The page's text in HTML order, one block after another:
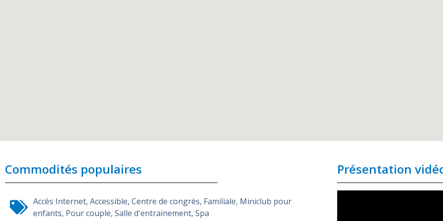
Commodités populaires
Accès Internet, Accessible, Centre de congrès, Familiale, Miniclub pour
enfants, Pour couple, Salle d'entrainement, Spa
Présentation